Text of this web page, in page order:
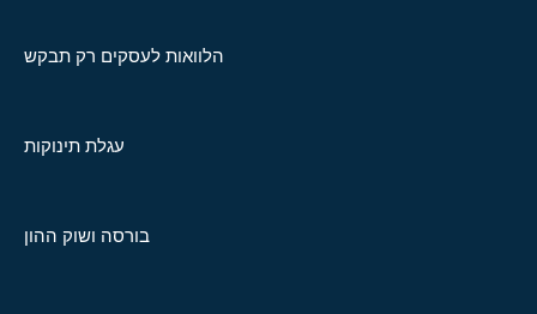
הלוואות לעסקים רק תבקש
עגלת תינוקות
בורסה ושוק ההון